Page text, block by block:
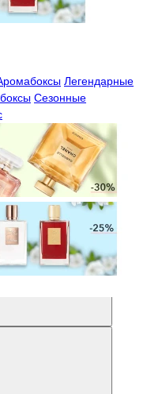
Легендарные
Сезонные